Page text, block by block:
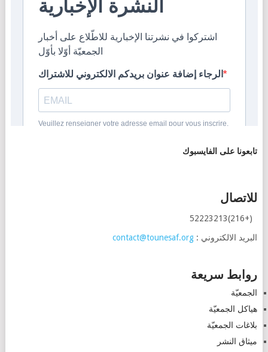
تابعونا على الفايسبوك
للاتصال
(+216)52223213
البريد الالكتروني : contact@tounesaf.org
روابط سريعة
الجمعيّة
هياكل الجمعيّة
بلاغات الجمعيّة
ميثاق النشر